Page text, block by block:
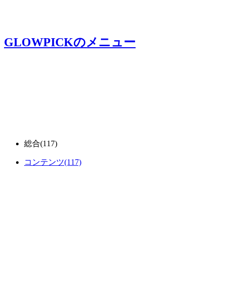
GLOWPICKのメニュー
総合(117)
コンテンツ(117)